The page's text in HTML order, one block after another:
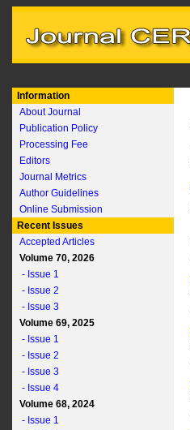
Information
About Journal
Publication Policy
Processing Fee
Editors
Journal Metrics
Author Guidelines
Online Submission
Recent Issues
Accepted Articles
Volume 70, 2026
- Issue 1
- Issue 2
- Issue 3
Volume 69, 2025
- Issue 1
- Issue 2
- Issue 3
- Issue 4
Volume 68, 2024
- Issue 1